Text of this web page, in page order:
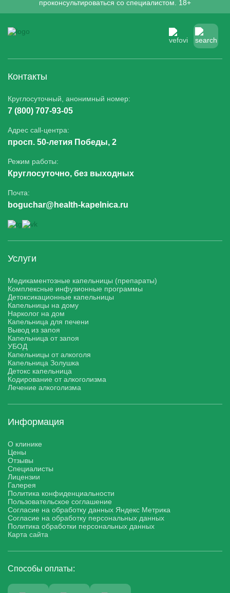
проконсультироваться со специалистом. 18+
Услуги
Медикаментозные капельницы (препараты)
Комплексные инфузионные программы
Детоксикационные капельницы
Капельницы на дому
Нарколог на дом
Капельница для печени
Вывод из запоя
Капельница от запоя
УБОД
Капельницы от алкоголя
Капельница Золушка
Детокс капельница
Кодирование от алкоголизма
Лечение алкоголизма
Информация
О клинике
Цены
Отзывы
Специалисты
Лицензии
Галерея
Политика конфиденциальности
Пользовательское соглашение
Согласие на обработку данных Яндекс Метрика
Согласие на обработку персональных данных
Политика обработки персональных данных
Карта сайта
Контакты
Круглосуточный, анонимный номер:
7 (800) 707-93-05
Адрес call-центра:
просп. 50-летия Победы, 2
Режим работы:
Круглосуточно, без выходных
Почта:
boguchar@health-kapelnica.ru
Способы оплаты: